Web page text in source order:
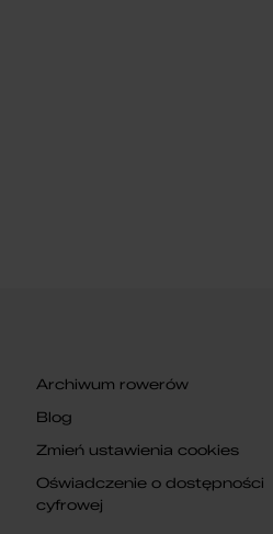
Archiwum rowerów
Blog
Zmień ustawienia cookies
Oświadczenie o dostępności
cyfrowej